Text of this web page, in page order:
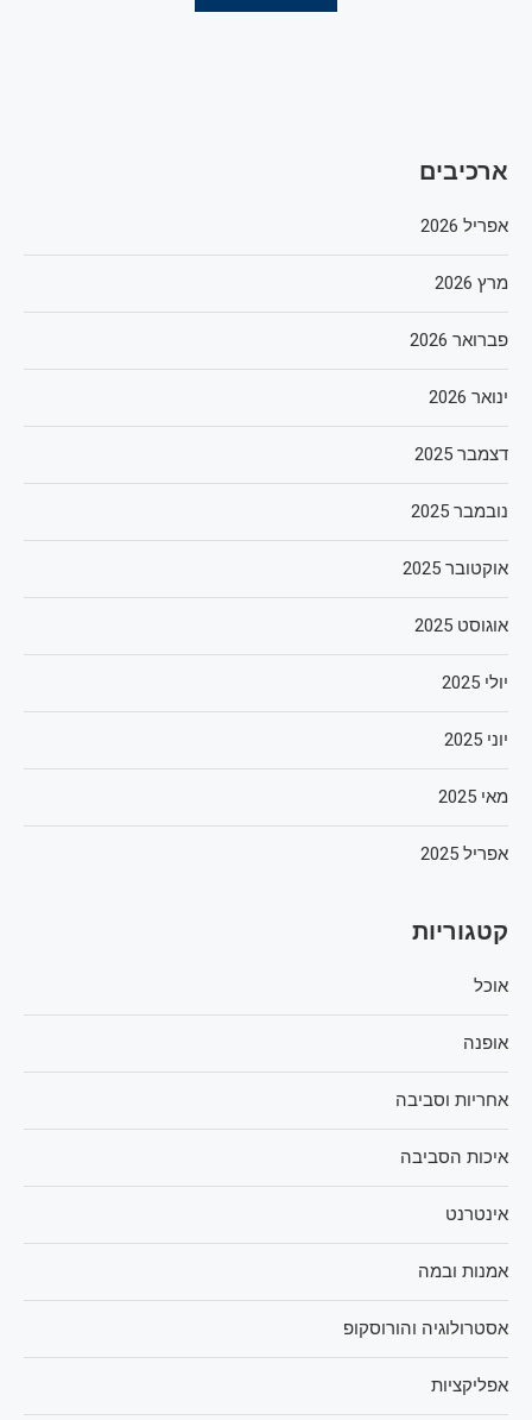
ארכיבים
אפריל 2026
מרץ 2026
פברואר 2026
ינואר 2026
דצמבר 2025
נובמבר 2025
אוקטובר 2025
אוגוסט 2025
יולי 2025
יוני 2025
מאי 2025
אפריל 2025
קטגוריות
אוכל
אופנה
אחריות וסביבה
איכות הסביבה
אינטרנט
אמנות ובמה
אסטרולוגיה והורוסקופ
אפליקציות